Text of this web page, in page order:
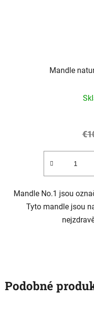
Mandle
Mandle No.1 jsou
Tyto mandle jsou
Podobné